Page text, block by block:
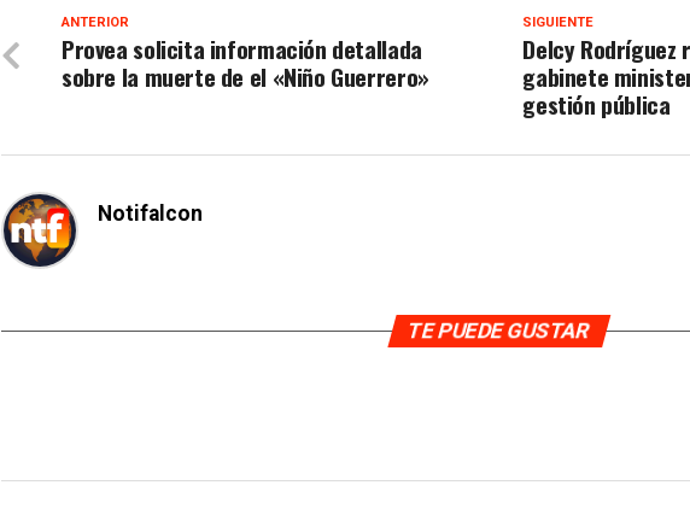
SIGUIENTE
Delcy Rodríguez
gabinete
gestión pública
ANTERIOR
Provea solicita información detallada
sobre la muerte de el «Niño Guerrero»
Notifalcon
TE PUEDE GUSTAR